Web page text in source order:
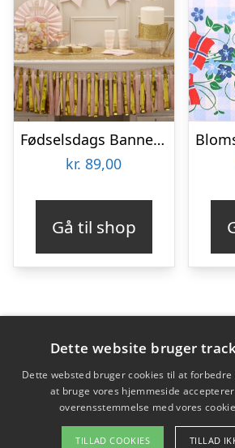
Fødselsdags Banner Pastel Lyserød
kr. 89,00
Gå til shop
Varekategorier
Produkter
Dette website bruger
Dette websted bruger cookies til at
at bruge vores hjemmeside
overensstemmelse med vores
TILLAD COOKIES TILLAD